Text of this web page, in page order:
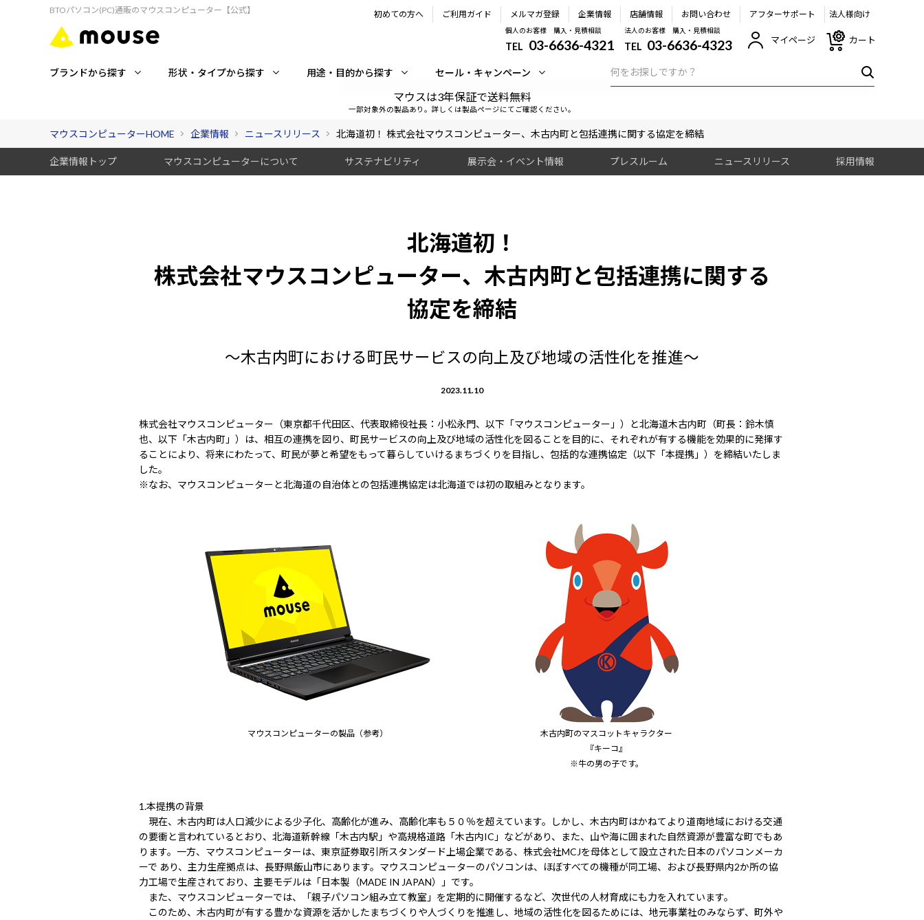
BTOパソコン(PC)通販のマウスコンピューター【公式】 初めての方へ ご利用ガイド メルマガ登録 企業情報 店舗情報 お問い合わせ アフターサポート 法人様向け
個人のお客様 購入・見積相談
TEL 03-6636-4321
法人のお客様 購入・見積相談
TEL 03-6636-4323 マイページ カート
ブランドから探す 形状・タイプから探す 用途・目的から探す セール・キャンペーン
マウスは3年保証で送料無料
一部対象外の製品あり。詳しくは製品ページにてご確認ください。
マウスコンピューターHOME 企業情報 ニュースリリース 北海道初！ 株式会社マウスコンピューター、木古内町と包括連携に関する協定を締結
企業情報トップ マウスコンピューターについて サステナビリティ 展示会・イベント情報 プレスルーム ニュースリリース 採用情報
北海道初！
株式会社マウスコンピューター、木古内町と包括連携に関する
協定を締結
～木古内町における町民サービスの向上及び地域の活性化を推進～
2023.11.10
株式会社マウスコンピューター（東京都千代田区、代表取締役社長：小松永門、以下「マウスコンピューター」）と北海道木古内町（町長：鈴木慎
也、以下「木古内町」）は、相互の連携を図り、町民サービスの向上及び地域の活性化を図ることを目的に、それぞれが有する機能を効果的に発揮す
ることにより、将来にわたって、町民が夢と希望をもって暮らしていけるまちづくりを目指し、包括的な連携協定（以下「本提携」）を締結いたしま
した。
※なお、マウスコンピューターと北海道の自治体との包括連携協定は北海道では初の取組みとなります。
マウスコンピューターの製品（参考）
木古内町のマスコットキャラクター
『キーコ』
※牛の男の子です。
1.本提携の背景
現在、木古内町は人口減少による少子化、高齢化が進み、高齢化率も５０％を超えています。しかし、木古内町はかねてより道南地域における交通
の要衝と言われているとおり、北海道新幹線「木古内駅」や高規格道路「木古内IC」などがあり、また、山や海に囲まれた自然資源が豊富な町でもあ
ります。一方、マウスコンピューターは、東京証券取引所スタンダード上場企業である、株式会社MCJを母体として設立された日本のパソコンメーカ
ーで あり、主力生産拠点は、長野県飯山市にあります。マウスコンピューターのパソコンは、ほぼすべての機種が同工場、および長野県内2か所の協
力工場で生産されており、主要モデルは「日本製（MADE IN JAPAN）」です。
また、マウスコンピューターでは、「親子パソコン組み立て教室」を定期的に開催するなど、次世代の人材育成にも力を入れています。
このため、木古内町が有する豊かな資源を活かしたまちづくりや人づくりを推進し、地域の活性化を図るためには、地元事業社のみならず、町外や